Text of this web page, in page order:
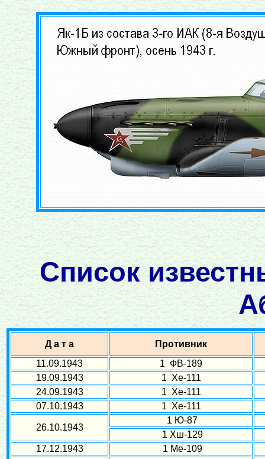
Список
Д а т а
Противник
11.09.1943
1 ФВ-189
19.09.1943
1 Хе-111
24.09.1943
1 Хе-111
07.10.1943
1 Хе-111
26.10.1943
1 Ю-87
1 Хш-129
17.12.1943
1 Ме-109